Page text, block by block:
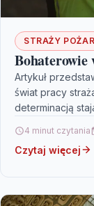
STRAŻY
Bohaterowie
Artykuł
świat pracy
determinacją
4 minut czytania
Czytaj więcej